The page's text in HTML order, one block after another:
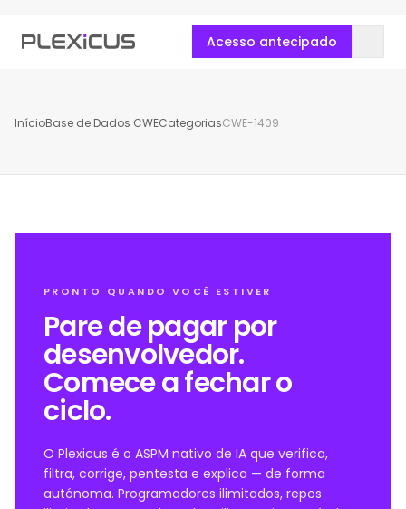
Acesso antecipado
InícioBase de Dados CWECategoriasCWE-1409
PRONTO QUANDO VOCÊ ESTIVER
Pare de pagar por
desenvolvedor.
Comece a fechar o
ciclo.
O Plexicus é o ASPM nativo de IA que verifica,
filtra, corrige, pentesta e explica — de forma
autónoma. Programadores ilimitados, repos